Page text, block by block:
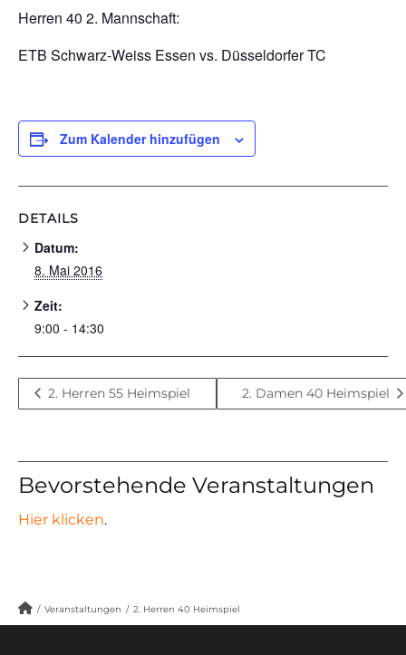
Herren 40 2. Mannschaft:
ETB Schwarz-Weiss Essen vs. Düsseldorfer TC
Zum Kalender hinzufügen
DETAILS
Datum:
8. Mai 2016
Zeit:
9:00 - 14:30
2. Herren 55 Heimspiel 2. Damen 40 Heimspiel
Bevorstehende Veranstaltungen
Hier klicken.
/ Veranstaltungen / 2. Herren 40 Heimspiel